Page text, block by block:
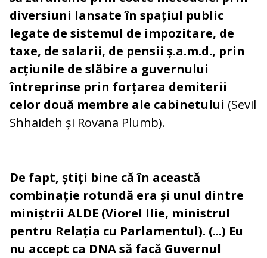
diversiuni lansate în spațiul public
legate de sistemul de impozitare, de
taxe, de salarii, de pensii ș.a.m.d., prin
acțiunile de slăbire a guvernului
întreprinse prin forțarea demiterii
celor două membre ale cabinetului (Sevil
Shhaideh și Rovana Plumb).
De fapt, știți bine că în această
combinație rotundă era și unul dintre
miniștrii ALDE (Viorel Ilie, ministrul
pentru Relația cu Parlamentul). (...) Eu
nu accept ca DNA să facă Guvernul